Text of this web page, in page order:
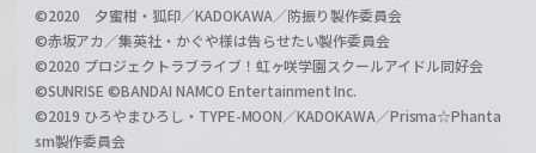
©2020 夕蜜柑・狐印／KADOKAWA／防振り製作委員会
©赤坂アカ／集英社・かぐや様は告らせたい製作委員会
©2020 プロジェクトラブライブ！虹ヶ咲学園スクールアイドル同好会
©SUNRISE ©BANDAI NAMCO Entertainment Inc.
©2019 ひろやまひろし・TYPE-MOON／KADOKAWA／Prisma☆Phanta
sm製作委員会